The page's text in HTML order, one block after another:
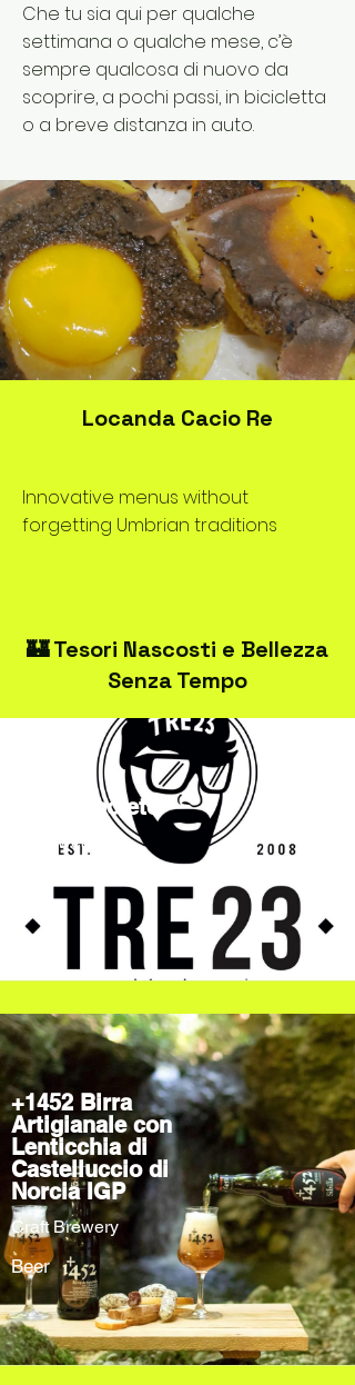
Che tu sia qui per qualche
settimana o qualche mese, c’è
sempre qualcosa di nuovo da
scoprire, a pochi passi, in bicicletta
o a breve distanza in auto.
Locanda Cacio Re
Innovative menus without
forgetting Umbrian traditions
🏰 Tesori Nascosti e Bellezza
Senza Tempo
TRE23Spoleto
Streetwear
+1452 Birra
Artigianale con
Lenticchia di
Castelluccio di
Norcia IGP
Craft Brewery
Beer